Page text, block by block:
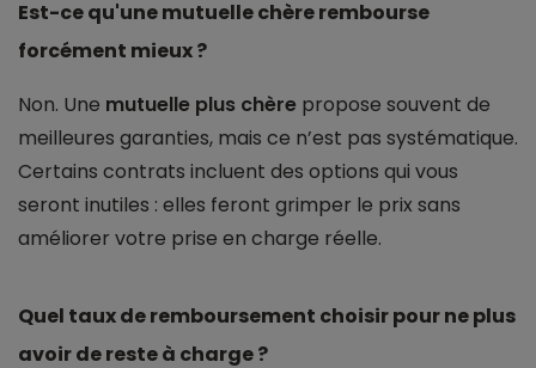
Est-ce qu'une mutuelle chère rembourse
forcément mieux ?
Non. Une mutuelle plus chère propose souvent de
meilleures garanties, mais ce n’est pas systématique.
Certains contrats incluent des options qui vous
seront inutiles : elles feront grimper le prix sans
améliorer votre prise en charge réelle.
Quel taux de remboursement choisir pour ne plus
avoir de reste à charge ?